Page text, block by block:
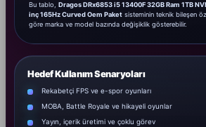
Bu tablo, Dragos DRx6853 i5 13400F 32GB Ram 1TB
inç 165Hz Curved Oem Paket sisteminin teknik bileşen
göre marka ve model bazında değişiklik gösterebilir.
Hedef Kullanım Senaryoları
Rekabetçi FPS ve e-spor oyunları
MOBA, Battle Royale ve hikayeli oyunlar
Yayın, içerik üretimi ve çoklu görev